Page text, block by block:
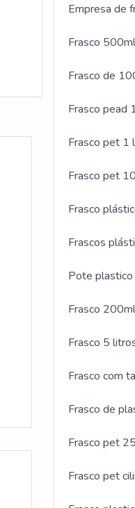
Empresa de
Frasco
Frasco de
Frasco pead
Frasco pet 1
Frasco pet
Frasco
Frascos
Pote
Frasco
Frasco 5
Frasco com
Frasco de
Frasco pet
Frasco pet